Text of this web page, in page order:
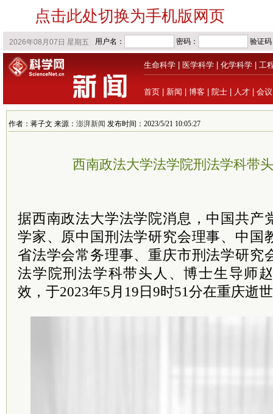
点击此处切换为手机版网页
生命科学 医学科学 化学科学 工
首页 新闻 博客 院士 人才 会议
作者：蒋子文 来源： 澎湃新闻 发布时间：2023/5/21 10:05:27
西南政法大学法学院刑法学科带
据西南政法大学法学院消息，中国共产
学家、原中国刑法学研究会理事、中国
省法学会常务理事、重庆市刑法学研究
法学院刑法学科带头人、博士生导师
效，于2023年5月19日9时51分在重庆逝